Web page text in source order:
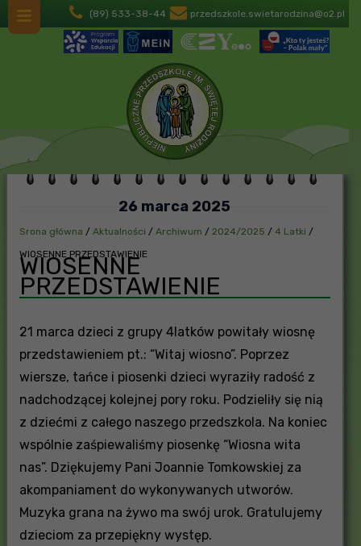
(89) 533-38-44 przedszkole.swietarodzina@o2.pl
26 marca 2025
Srona główna / Aktualności / Archiwum / 2024/2025 / 4 Latki /
WIOSENNE PRZEDSTAWIENIE
WIOSENNE
PRZEDSTAWIENIE
21 marca dzieci z grupy 4latków powitały wiosnę
przedstawieniem pt.: “Witaj wiosno”. Poprzez
wiersze, tańce i piosenki dzieci wyraziły radość z
nadchodzącej kolejnej pory roku. Podzieliły się nią
z dziećmi z całego naszego przedszkola. Na koniec
wspólnie zaśpiewaliśmy piosenkę “Wiosna wita
nas”. Dziękujemy Pani Joannie Tomkowskiej za
akompaniament do wykonywanych utworów.
Muzyka grana na żywo ma swój urok. Gratulujemy
dzieciom za przepiękny występ.